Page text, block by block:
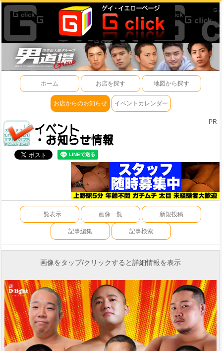
ホーム お店を探す 地図から探す
お店からのお知らせ イベントカレンダー
PR
一覧表示 画像一覧 新規投稿
記事編集 記事検索
画像をタップ/クリックすると詳細情報を表示